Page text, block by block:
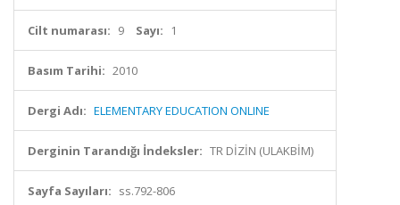
Cilt numarası: 9 Sayı: 1
Basım Tarihi: 2010
Dergi Adı: ELEMENTARY EDUCATION ONLINE
Derginin Tarandığı İndeksler: TR DİZİN (ULAKBİM)
Sayfa Sayıları: ss.792-806